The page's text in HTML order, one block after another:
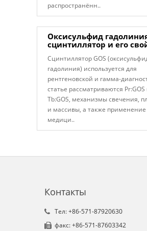
распространённ..
Оксисульфид
сцинтиллятор и его
Сцинтиллятор GOS
гадолиния) используется для
рентгеновской и гамма-
статье рассматриваются Pr:GOS
Tb:GOS, механизмы свечения,
и массивы, а также применение
медици..
Контакты
Tел: +86-571-87920630
факс: +86-571-87603342